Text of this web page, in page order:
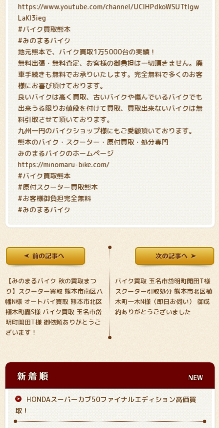
https://www.youtube.com/channel/UCIHPdkoWSUTtIgw
LaKl3ieg
#バイク買取熊本
#みのまるバイク
地元熊本で、バイク買取1万5000台の実績！
無料出張・無料査定、お客様の御負担は一切頂きません。廃
車手続きも無料でお承りいたします。完全無料で多くのお客
様にお喜び頂けております。
良いバイクは高く買取、古いバイクや傷んでいるバイクでも
出来うる限りお値段を付けて買取、買取出来ないバイクは無
料引取させて頂いております。
九州一円のバイクショップ様にもご愛顧頂いております。
熊本のバイク・スクーター・原付買取・処分専門
みのまるバイクのホームページ
https://minomaru-bike.com/
#バイク買取熊本
#原付スクーター買取熊本
#お客様御負担完全無料
#みのまるバイク
【みのまるバイク 秋の買取まつ
り】 スクーター買取 熊本市南区八
幡N様 オートバイ買取 熊本市北区
植木町轟S様 バイク買取 玉名市岱
明町開田T様 御依頼ありがとうご
ざいます！
バイク買取 玉名市岱明町開田T様
スクーター引取処分 熊本市北区植
木町一木N様（即日お伺い） 御成
約ありがとうございました
HONDAスーパーカブ50ファイナルエディション高価買
取！